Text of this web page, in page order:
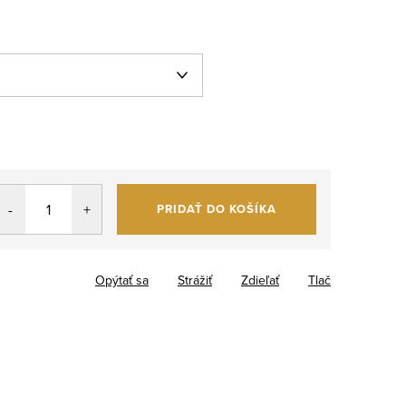
PRIDAŤ DO KOŠÍKA
Tlač
Opýtať sa Strážiť Zdieľať